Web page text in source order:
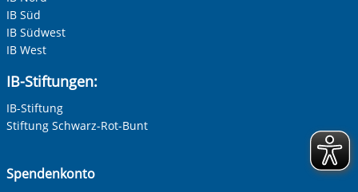
IB Süd
IB Südwest
IB West
IB-Stiftungen:
IB-Stiftung
Stiftung Schwarz-Rot-Bunt
Spendenkonto